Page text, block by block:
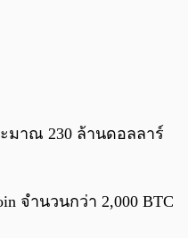
0:00/
มาณ 230 ล้านดอลลาร์
จำนวนกว่า 2,000 BTC